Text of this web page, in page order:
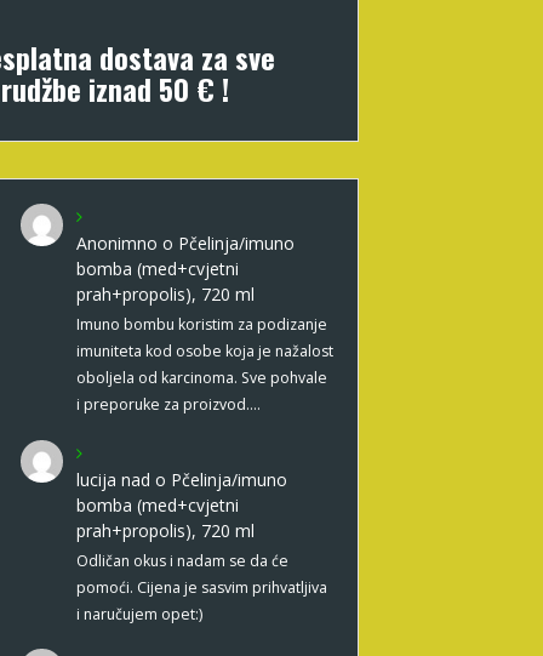
dostava za sve
iznad 50 € !
Anonimno o Pčelinja/imuno
bomba (med+cvjetni
prah+propolis), 720 ml
Imuno bombu koristim za podizanje
imuniteta kod osobe koja je nažalost
oboljela od karcinoma. Sve pohvale
i preporuke za proizvod.…
lucija nad o Pčelinja/imuno
bomba (med+cvjetni
prah+propolis), 720 ml
Odličan okus i nadam se da će
pomoći. Cijena je sasvim prihvatljiva
i naručujem opet:)